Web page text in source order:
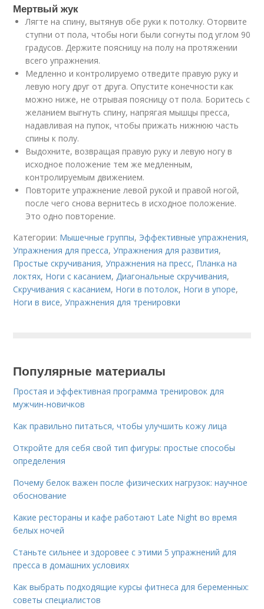
Мертвый жук
Лягте на спину, вытянув обе руки к потолку. Оторвите
ступни от пола, чтобы ноги были согнуты под углом 90
градусов. Держите поясницу на полу на протяжении
всего упражнения.
Медленно и контролируемо отведите правую руку и
левую ногу друг от друга. Опустите конечности как
можно ниже, не отрывая поясницу от пола. Боритесь с
желанием выгнуть спину, напрягая мышцы пресса,
надавливая на пупок, чтобы прижать нижнюю часть
спины к полу.
Выдохните, возвращая правую руку и левую ногу в
исходное положение тем же медленным,
контролируемым движением.
Повторите упражнение левой рукой и правой ногой,
после чего снова вернитесь в исходное положение.
Это одно повторение.
Категории: Мышечные группы, Эффективные упражнения,
Упражнения для пресса,Упражнения для развития,
Простые скручивания,Упражнения на пресс, Планка на
локтях, Ноги с касанием, Диагональные скручивания,
Скручивания с касанием, Ноги в потолок, Ноги в упоре,
Ноги в висе,Упражнения для тренировки
Популярные материалы
Простая и эффективная программа тренировок для
мужчин-новичков
Как правильно питаться, чтобы улучшить кожу лица
Откройте для себя свой тип фигуры: простые способы
определения
Почему белок важен после физических нагрузок: научное
обоснование
Какие рестораны и кафе работают Late Night во время
белых ночей
Станьте сильнее и здоровее с этими 5 упражнений для
пресса в домашних условиях
Как выбрать подходящие курсы фитнеса для беременных:
советы специалистов